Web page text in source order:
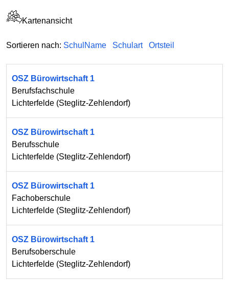
Kartenansicht
Sortieren nach: SchulName Schulart Ortsteil
OSZ Bürowirtschaft 1
Berufsfachschule
Lichterfelde (Steglitz-Zehlendorf)
OSZ Bürowirtschaft 1
Berufsschule
Lichterfelde (Steglitz-Zehlendorf)
OSZ Bürowirtschaft 1
Fachoberschule
Lichterfelde (Steglitz-Zehlendorf)
OSZ Bürowirtschaft 1
Berufsoberschule
Lichterfelde (Steglitz-Zehlendorf)